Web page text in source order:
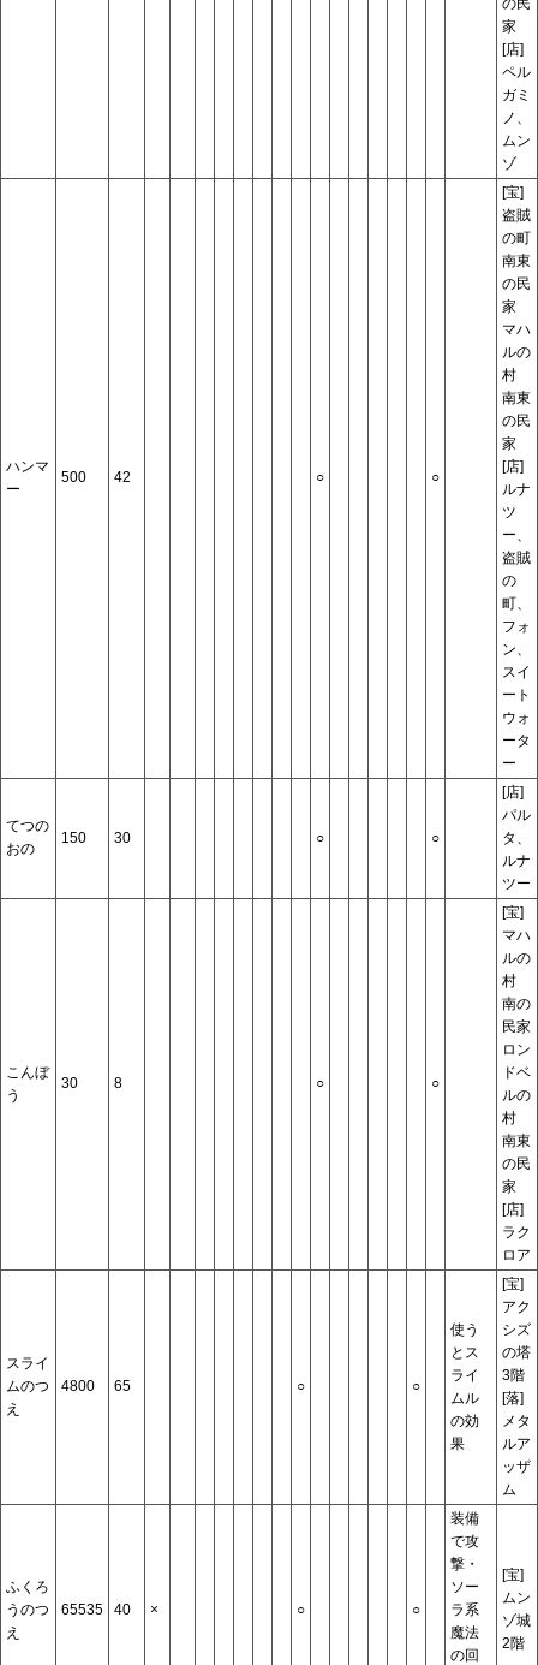
家
[店]
ペル
ガミ
ノ、
ムン
ゾ
ハンマ
ー
500 42 ○ ○
[宝]
盗賊
の町
南東
の民
家
マハ
ルの
村
南東
の民
家
[店]
ルナ
ツ
ー、
盗賊
の
町、
フォ
ン、
スイ
ート
ウォ
ータ
ー
てつの
おの
150 30 ○ ○
[店]
パル
タ、
ルナ
ツー
こんぼ
う
30 8 ○ ○
[宝]
マハ
ルの
村
南の
民家
ロン
ドベ
ルの
村
南東
の民
家
[店]
ラク
ロア
スライ
ムのつ
え
4800 65 ○ ○
使う
とス
ライ
ムル
の効
果
[宝]
アク
シズ
の塔
3階
[落]
メタ
ルア
ッザ
ム
ふくろ
うのつ
え
65535 40 × ○ ○
装備
で攻
撃・
ソー
ラ系
魔法
の回
[宝]
ムン
ゾ城
2階